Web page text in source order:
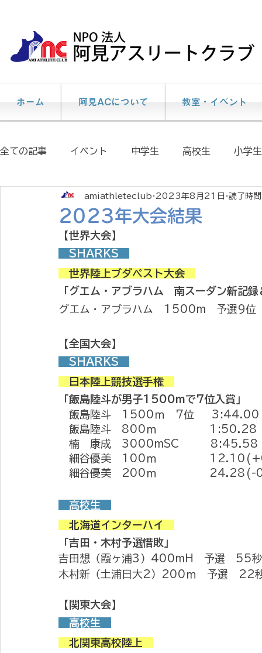
ホーム 阿見ACについて 教室・イベント
全ての記事 イベント 中学生 高校生 小学生
個人レッスン 説明会 陸上教室 大会情報
2023年大会結果
amiathleteclub 2023年8月21日 読了時
【世界大会】
SHARKS
世界陸上ブダペスト大会
「グエム・アブラハム　南スーダン新記
グエム・アブラハム　1500m　予選
【全国大会】
SHARKS
日本陸上競技選手権
「飯島陸斗が男子1500mで7位入賞」
飯島陸斗　1500ｍ　7位　  3:44.00
飯島陸斗　800ｍ　　　　　
　楠　康成　3000mSC　　　
　細谷優美　100ｍ　　　　　
細谷優美　200ｍ　　　　　
高校生
北海道インターハイ
「吉田・木村予選惜敗」
吉田想（霞ヶ浦3）400mH　予選　55
木村新（土浦日大2）200ｍ　予選　22
【関東大会】
高校生
北関東高校陸上